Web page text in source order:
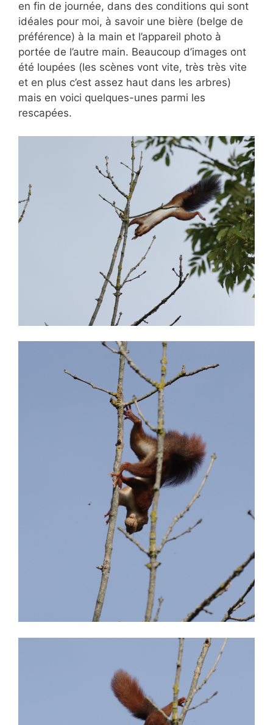
en fin de journée, dans des conditions qui sont
idéales pour moi, à savoir une bière (belge de
préférence) à la main et l’appareil photo à
portée de l’autre main. Beaucoup d’images ont
été loupées (les scènes vont vite, très très vite
et en plus c’est assez haut dans les arbres)
mais en voici quelques-unes parmi les
rescapées.